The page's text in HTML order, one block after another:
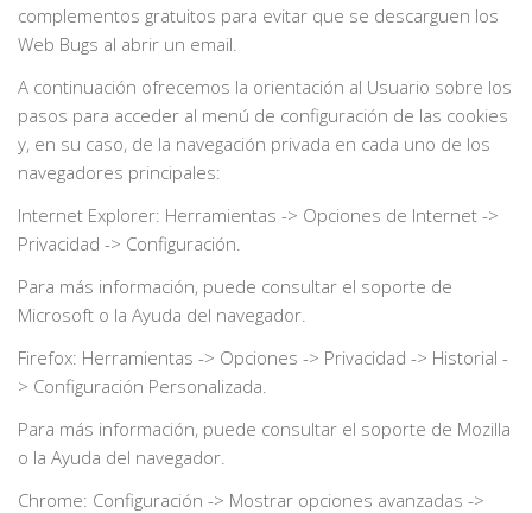
complementos gratuitos para evitar que se descarguen los
Web Bugs al abrir un email.
A continuación ofrecemos la orientación al Usuario sobre los
pasos para acceder al menú de configuración de las cookies
y, en su caso, de la navegación privada en cada uno de los
navegadores principales:
Internet Explorer: Herramientas -> Opciones de Internet ->
Privacidad -> Configuración.
Para más información, puede consultar el soporte de
Microsoft o la Ayuda del navegador.
Firefox: Herramientas -> Opciones -> Privacidad -> Historial -
> Configuración Personalizada.
Para más información, puede consultar el soporte de Mozilla
o la Ayuda del navegador.
Chrome: Configuración -> Mostrar opciones avanzadas ->